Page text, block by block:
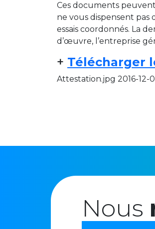
Ces documents
ne vous dispensent
essais coordonnés. La
d’œuvre, l’entreprise
+ Télécharger
Attestation.jpg 2016-12-
Nous